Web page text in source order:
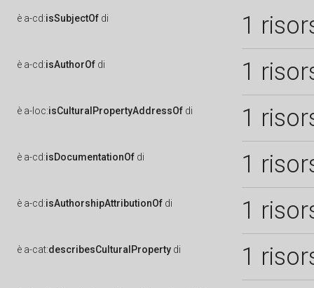
è a-cd:isSubjectOf di 1
è a-cd:isAuthorOf di 1
è a-loc:isCulturalPropertyAddressOf di 1
è a-cd:isDocumentationOf di 1
è a-cd:isAuthorshipAttributionOf di 1
è a-cat:describesCulturalProperty di 1